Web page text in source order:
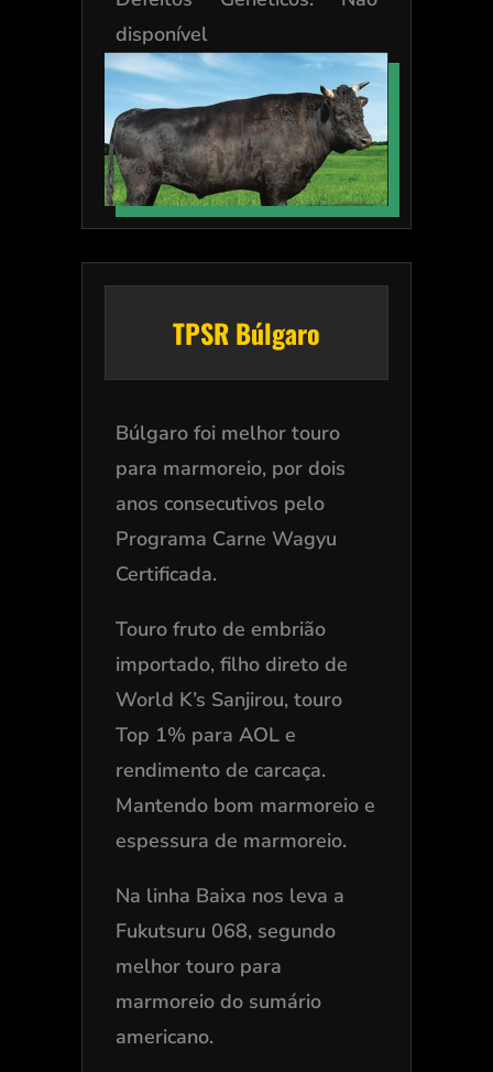
disponível
TPSR Búlgaro
Búlgaro foi melhor touro
para marmoreio, por dois
anos consecutivos pelo
Programa Carne Wagyu
Certificada.
Touro fruto de embrião
importado, filho direto de
World K’s Sanjirou, touro
Top 1% para AOL e
rendimento de carcaça.
Mantendo bom marmoreio e
espessura de marmoreio.
Na linha Baixa nos leva a
Fukutsuru 068, segundo
melhor touro para
marmoreio do sumário
americano.